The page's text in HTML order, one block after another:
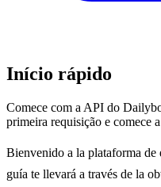
Início rápido
Comece com a API do
primeira requisição e comece
Bienvenido a la plataforma de
guía te llevará a través de la